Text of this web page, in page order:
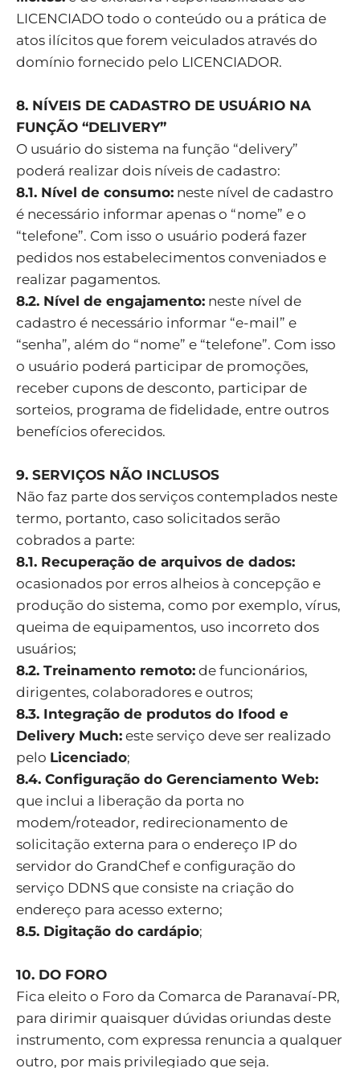
LICENCIADO todo o conteúdo ou a prática de
atos ilícitos que forem veiculados através do
domínio fornecido pelo LICENCIADOR.
8. NÍVEIS DE CADASTRO DE USUÁRIO NA
FUNÇÃO “DELIVERY”
O usuário do sistema na função “delivery”
poderá realizar dois níveis de cadastro:
8.1. Nível de consumo: neste nível de cadastro
é necessário informar apenas o “nome” e o
“telefone”. Com isso o usuário poderá fazer
pedidos nos estabelecimentos conveniados e
realizar pagamentos.
8.2. Nível de engajamento: neste nível de
cadastro é necessário informar “e-mail” e
“senha”, além do “nome” e “telefone”. Com isso
o usuário poderá participar de promoções,
receber cupons de desconto, participar de
sorteios, programa de fidelidade, entre outros
benefícios oferecidos.
9. SERVIÇOS NÃO INCLUSOS
Não faz parte dos serviços contemplados neste
termo, portanto, caso solicitados serão
cobrados a parte:
8.1. Recuperação de arquivos de dados:
ocasionados por erros alheios à concepção e
produção do sistema, como por exemplo, vírus,
queima de equipamentos, uso incorreto dos
usuários;
8.2. Treinamento remoto: de funcionários,
dirigentes, colaboradores e outros;
8.3. Integração de produtos do Ifood e
Delivery Much: este serviço deve ser realizado
pelo Licenciado;
8.4. Configuração do Gerenciamento Web:
que inclui a liberação da porta no
modem/roteador, redirecionamento de
solicitação externa para o endereço IP do
servidor do GrandChef e configuração do
serviço DDNS que consiste na criação do
endereço para acesso externo;
8.5. Digitação do cardápio;
10. DO FORO
Fica eleito o Foro da Comarca de Paranavaí-PR,
para dirimir quaisquer dúvidas oriundas deste
instrumento, com expressa renuncia a qualquer
outro, por mais privilegiado que seja.